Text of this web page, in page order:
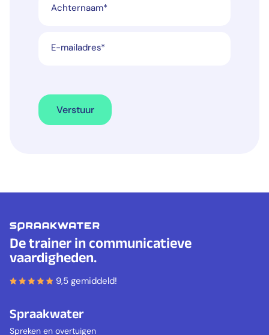
Achternaam*
E-mailadres*
Verstuur
De trainer in communicatieve
vaardigheden.
9,5 gemiddeld!
Spraakwater
Spreken en overtuigen